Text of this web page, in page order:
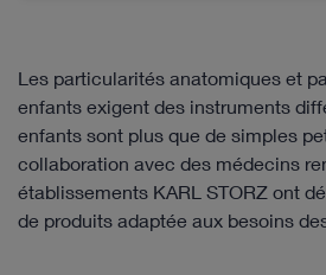
Les particularités anatomiques et
enfants exigent des instruments
enfants sont plus que de simples
collaboration avec des médecins
établissements KARL STORZ ont
de produits adaptée aux besoins